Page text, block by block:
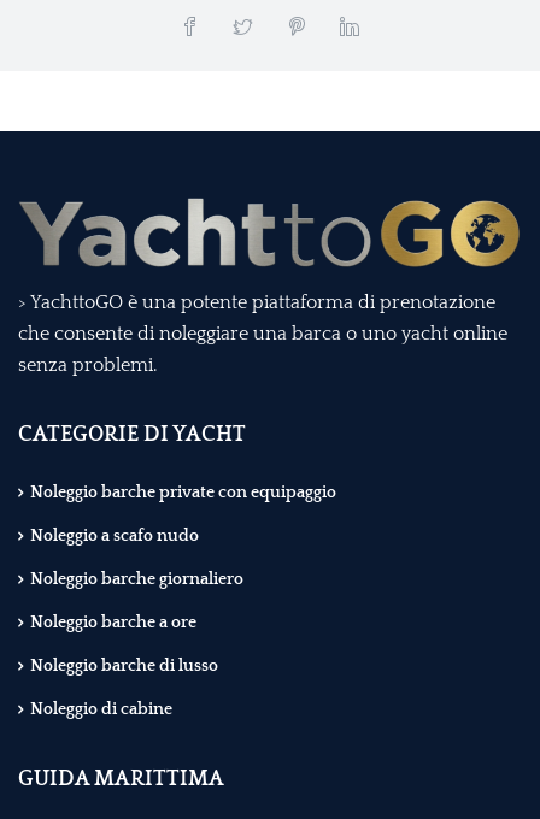
> YachttoGO è una potente piattaforma di prenotazione
che consente di noleggiare una barca o uno yacht online
senza problemi.
CATEGORIE DI YACHT
Noleggio barche private con equipaggio
Noleggio a scafo nudo
Noleggio barche giornaliero
Noleggio barche a ore
Noleggio barche di lusso
Noleggio di cabine
GUIDA MARITTIMA